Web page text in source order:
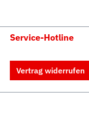
Service-Hotline
Vertrag widerrufen